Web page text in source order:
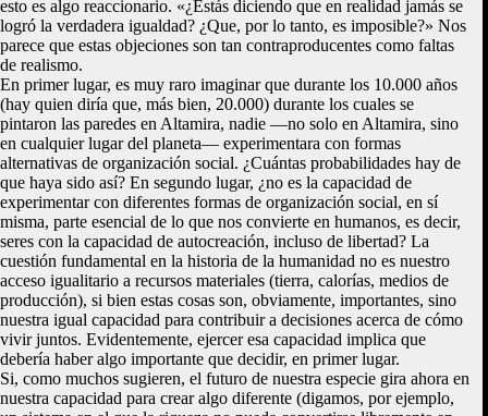
esto es algo reaccionario. «¿Estás diciendo que en realidad jamás se
logró la verdadera igualdad? ¿Que, por lo tanto, es imposible?» Nos
parece que estas objeciones son tan contraproducentes como faltas
de realismo.
En primer lugar, es muy raro imaginar que durante los 10.000 años
(hay quien diría que, más bien, 20.000) durante los cuales se
pintaron las paredes en Altamira, nadie —no solo en Altamira, sino
en cualquier lugar del planeta— experimentara con formas
alternativas de organización social. ¿Cuántas probabilidades hay de
que haya sido así? En segundo lugar, ¿no es la capacidad de
experimentar con diferentes formas de organización social, en sí
misma, parte esencial de lo que nos convierte en humanos, es decir,
seres con la capacidad de autocreación, incluso de libertad? La
cuestión fundamental en la historia de la humanidad no es nuestro
acceso igualitario a recursos materiales (tierra, calorías, medios de
producción), si bien estas cosas son, obviamente, importantes, sino
nuestra igual capacidad para contribuir a decisiones acerca de cómo
vivir juntos. Evidentemente, ejercer esa capacidad implica que
debería haber algo importante que decidir, en primer lugar.
Si, como muchos sugieren, el futuro de nuestra especie gira ahora en
nuestra capacidad para crear algo diferente (digamos, por ejemplo,